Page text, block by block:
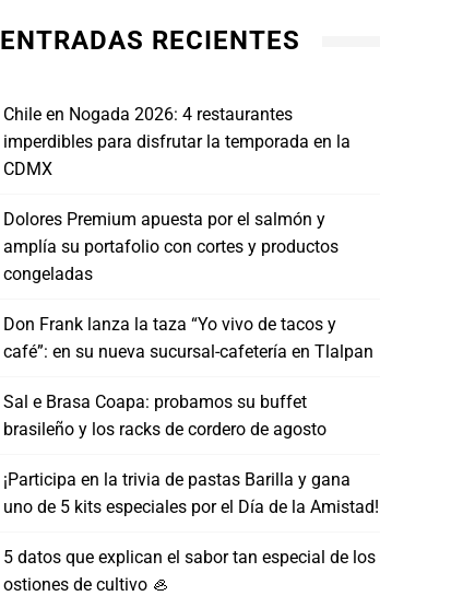
ENTRADAS RECIENTES
Chile en Nogada 2026: 4 restaurantes
imperdibles para disfrutar la temporada en la
CDMX
Dolores Premium apuesta por el salmón y
amplía su portafolio con cortes y productos
congeladas
Don Frank lanza la taza “Yo vivo de tacos y
café”: en su nueva sucursal-cafetería en Tlalpan
Sal e Brasa Coapa: probamos su buffet
brasileño y los racks de cordero de agosto
¡Participa en la trivia de pastas Barilla y gana
uno de 5 kits especiales por el Día de la Amistad!
5 datos que explican el sabor tan especial de los
ostiones de cultivo 🦪